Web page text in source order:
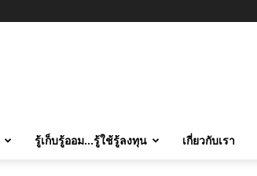
รู้เก็บรู้ออม…รู้ใช้รู้ลงทุน เกี่ยวกับเรา